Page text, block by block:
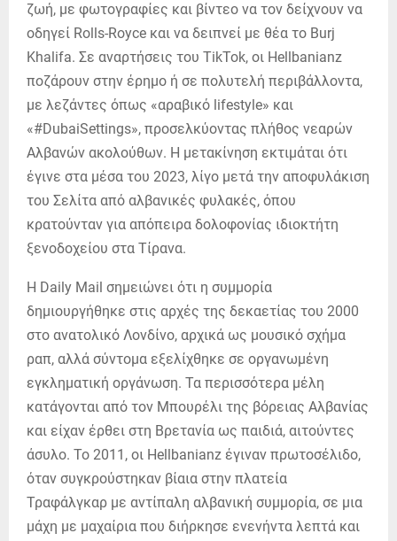
ζωή, με φωτογραφίες και βίντεο να τον δείχνουν να
οδηγεί Rolls-Royce και να δειπνεί με θέα το Burj
Khalifa. Σε αναρτήσεις του TikTok, οι Hellbanianz
ποζάρουν στην έρημο ή σε πολυτελή περιβάλλοντα,
με λεζάντες όπως «αραβικό lifestyle» και
«#DubaiSettings», προσελκύοντας πλήθος νεαρών
Αλβανών ακολούθων. Η μετακίνηση εκτιμάται ότι
έγινε στα μέσα του 2023, λίγο μετά την αποφυλάκιση
του Σελίτα από αλβανικές φυλακές, όπου
κρατούνταν για απόπειρα δολοφονίας ιδιοκτήτη
ξενοδοχείου στα Τίρανα.
Η Daily Mail σημειώνει ότι η συμμορία
δημιουργήθηκε στις αρχές της δεκαετίας του 2000
στο ανατολικό Λονδίνο, αρχικά ως μουσικό σχήμα
ραπ, αλλά σύντομα εξελίχθηκε σε οργανωμένη
εγκληματική οργάνωση. Τα περισσότερα μέλη
κατάγονται από τον Μπουρέλι της βόρειας Αλβανίας
και είχαν έρθει στη Βρετανία ως παιδιά, αιτούντες
άσυλο. Το 2011, οι Hellbanianz έγιναν πρωτοσέλιδο,
όταν συγκρούστηκαν βίαια στην πλατεία
Τραφάλγκαρ με αντίπαλη αλβανική συμμορία, σε μια
μάχη με μαχαίρια που διήρκησε ενενήντα λεπτά και